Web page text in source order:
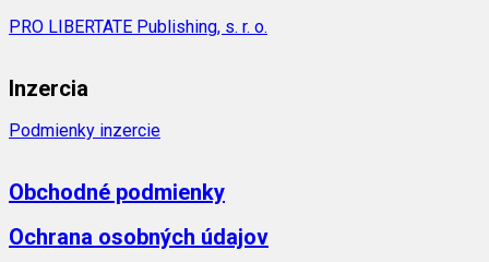
PRO LIBERTATE Publishing, s. r. o.
Inzercia
Podmienky inzercie
Obchodné podmienky
Ochrana osobných údajov